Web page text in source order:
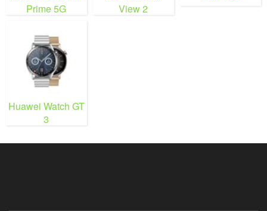
Prime 5G
View 2
Huawei Watch GT
3